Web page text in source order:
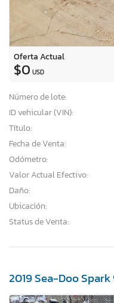
Oferta Actual
$0 USD
Número de lote:
ID vehicular (VIN):
Título:
Fecha de Venta:
Odómetro:
Valor Actual Efectivo:
Daño:
Ubicación:
Status de Venta:
2019 Sea-Doo Spark